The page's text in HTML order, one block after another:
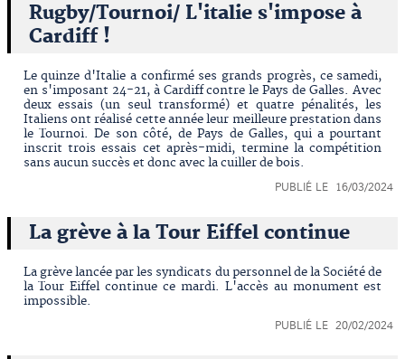
Rugby/Tournoi/ L'italie s'impose à
Cardiff !
Le quinze d'Italie a confirmé ses grands progrès, ce samedi,
en s'imposant 24-21, à Cardiff contre le Pays de Galles. Avec
deux essais (un seul transformé) et quatre pénalités, les
Italiens ont réalisé cette année leur meilleure prestation dans
le Tournoi. De son côté, de Pays de Galles, qui a pourtant
inscrit trois essais cet après-midi, termine la compétition
sans aucun succès et donc avec la cuiller de bois.
PUBLIÉ LE 16/03/2024
La grève à la Tour Eiffel continue
La grève lancée par les syndicats du personnel de la Société de
la Tour Eiffel continue ce mardi. L'accès au monument est
impossible.
PUBLIÉ LE 20/02/2024